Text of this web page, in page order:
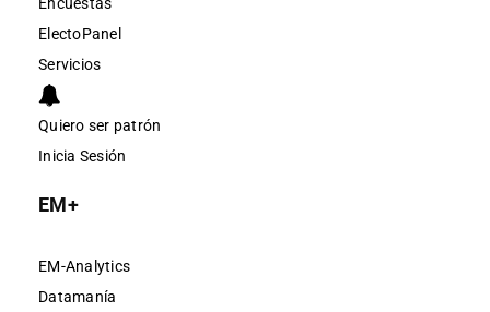
ElectoPanel
Servicios
Quiero ser patrón
Inicia Sesión
EM+
EM-Analytics
Datamanía